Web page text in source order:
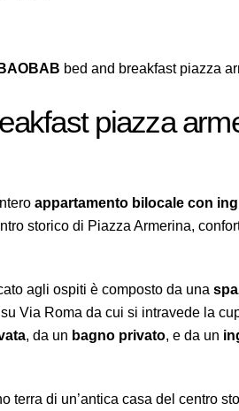
bed and breakfast piazza
piazza
appartamento bilocale con
storico di Piazza Armerina,
agli ospiti è composto da una
Via Roma da cui si intravede la
, da un bagno privato, e da un
terra di un’antica casa del centro